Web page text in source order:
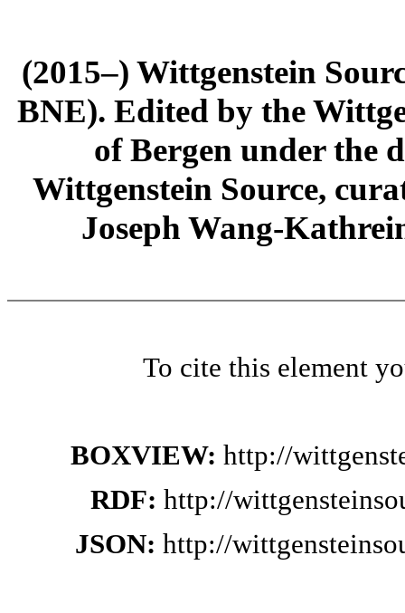
(2015–) Wittgenstein
BNE). Edited by the
of Bergen under the
Wittgenstein Source,
Joseph Wang-
To cite this element
BOXVIEW: http://
RDF: http://
JSON: http://